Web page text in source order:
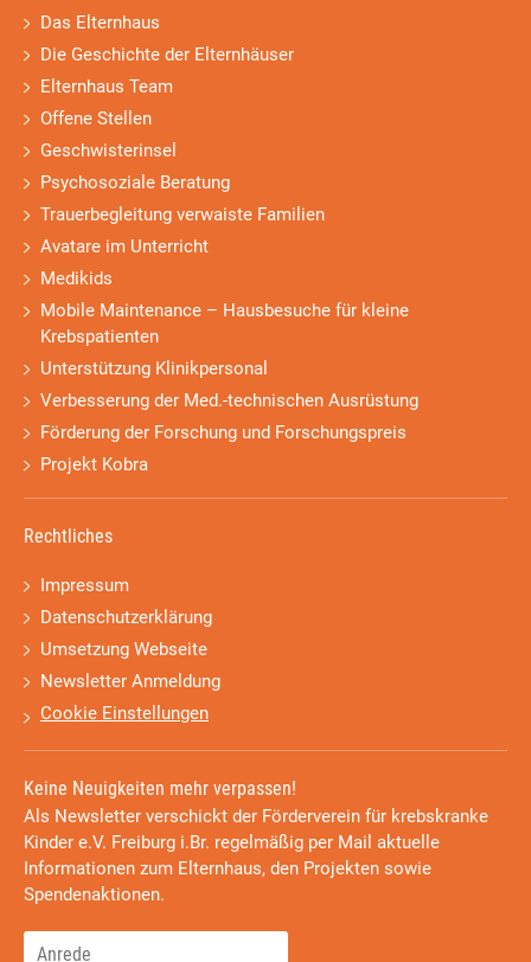
Das Elternhaus
Die Geschichte der Elternhäuser
Elternhaus Team
Offene Stellen
Geschwisterinsel
Psychosoziale Beratung
Trauerbegleitung verwaiste Familien
Avatare im Unterricht
Medikids
Mobile Maintenance – Hausbesuche für kleine
Krebspatienten
Unterstützung Klinikpersonal
Verbesserung der Med.-technischen Ausrüstung
Förderung der Forschung und Forschungspreis
Projekt Kobra
Rechtliches
Impressum
Datenschutzerklärung
Umsetzung Webseite
Newsletter Anmeldung
Cookie Einstellungen
Keine Neuigkeiten mehr verpassen!
Als Newsletter verschickt der Förderverein für krebskranke
Kinder e.V. Freiburg i.Br. regelmäßig per Mail aktuelle
Informationen zum Elternhaus, den Projekten sowie
Spendenaktionen.